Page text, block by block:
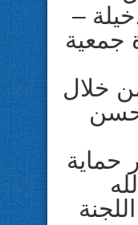
–
جمعية
خلال
حماية